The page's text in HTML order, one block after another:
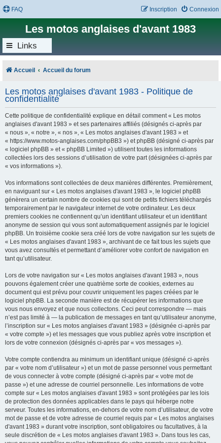
FAQ Connexion
Inscription
Les motos anglaises d'avant 1983
Links
Accueil Accueil du forum
Les motos anglaises d'avant 1983 - Politique de
confidentialité
Cette politique de confidentialité explique en détail comment « Les motos
anglaises d'avant 1983 » et ses partenaires affiliés (désignés ci-après par
« nous », « notre », « nos », « Les motos anglaises d'avant 1983 » et
« https://www.motos-anglaises.com/phpBB3 ») et phpBB (désigné ci-après par
« logiciel phpBB » et « phpBB Limited ») utilisent toutes les informations
collectées lors des sessions d’utilisation de votre part (désignées ci-après par
« vos informations »).
Vos informations sont collectées de deux manières différentes. Premièrement,
en naviguant sur « Les motos anglaises d'avant 1983 », le logiciel phpBB
génèrera un certain nombre de cookies qui sont de petits fichiers téléchargés
temporairement par le navigateur internet de votre ordinateur. Les deux
premiers cookies ne contiennent qu’un identifiant utilisateur et un identifiant
anonyme de session qui vous sont automatiquement assignés par le logiciel
phpBB. Un troisième cookie sera créé lors de votre navigation sur les sujets de
« Les motos anglaises d'avant 1983 », archivant de ce fait tous les sujets que
vous avez consultés et permettant d’améliorer votre confort de navigation en
tant qu’utilisateur.
Lors de votre navigation sur « Les motos anglaises d'avant 1983 », nous
pouvons également créer une quatrième sorte de cookies, externes au
document qui est prévu pour couvrir uniquement les pages créées par le
logiciel phpBB. La seconde manière est de récupérer les informations que
vous nous envoyez et que nous collectons. Ceci peut correspondre — mais
n’est pas limité à — la publication de messages en tant qu’utilisateur anonyme,
l’inscription sur « Les motos anglaises d'avant 1983 » (désignée ci-après par
« votre compte ») et les messages que vous publiez après votre inscription et
lors de votre connexion (désignés ci-après par « vos messages »).
Votre compte contiendra au minimum un identifiant unique (désigné ci-après
par « votre nom d’utilisateur ») et un mot de passe personnel vous permettant
de vous connecter à votre compte (désigné ci-après par « votre mot de
passe ») et une adresse de courriel personnelle. Les informations de votre
compte sur « Les motos anglaises d'avant 1983 » sont protégées par les lois
de protection des données applicables dans le pays qui héberge notre
serveur. Toutes les informations, en-dehors de votre nom d’utilisateur, de votre
mot de passe et de votre adresse de courriel requis par « Les motos anglaises
d'avant 1983 » durant votre inscription, sont obligatoires ou facultatives, à la
seule discrétion de « Les motos anglaises d'avant 1983 ». Dans tous les cas,